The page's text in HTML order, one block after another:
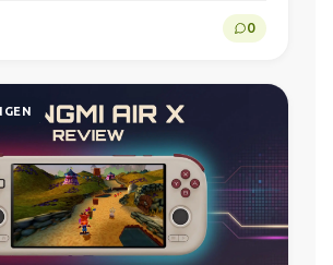
with a PAW3950 optical sensor, a
0